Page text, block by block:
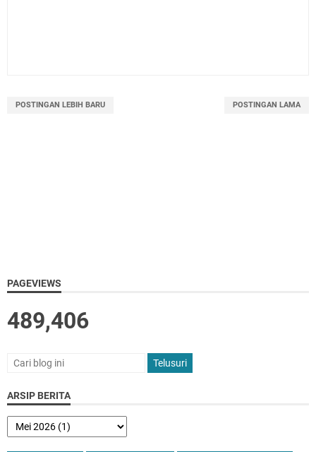
POSTINGAN LEBIH BARU POSTINGAN LAMA
PAGEVIEWS
489,406
ARSIP BERITA